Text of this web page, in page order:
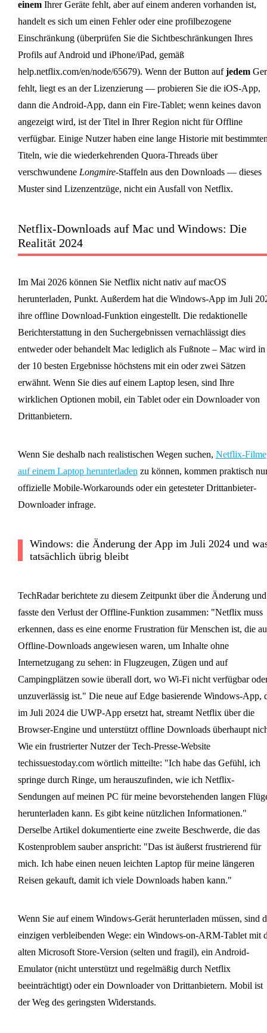
einemIhrer Geräte fehlt, aber auf einem anderen vorhanden ist,
handelt es sich um einen Fehler oder eine profilbezogene
Einschränkung (überprüfen Sie die Sichtbeschränkungen Ihres
Profils auf Android und iPhone/iPad, gemäß
help.netflix.com/en/node/65679). Wenn der Button aufjedem
fehlt, liegt es an der Lizenzierung — probieren Sie die iOS-App,
dann die Android-App, dann ein Fire-Tablet; wenn keines davon
angezeigt wird, ist der Titel in Ihrer Region nicht für Offline
verfügbar. Einige Nutzer haben eine lange Historie mit
Titeln, wie die wiederkehrenden Quora-Threads über
verschwundene Longmire-Staffeln aus den Downloads — dieses
Muster sind Lizenzentzüge, nicht ein Ausfall von Netflix.
Netflix-Downloads auf Mac und Windows: Die
Realität 2024
Im Mai 2026 können Sie Netflix nicht nativ auf macOS
herunterladen, Punkt. Außerdem hat die Windows-App im Juli
ihre offline Download-Funktion eingestellt. Die redaktionelle
Berichterstattung in den Suchergebnissen vernachlässigt dies
entweder oder behandelt Mac lediglich als Fußnote – Mac wird in
der 10 besten Ergebnisse höchstens mit ein oder zwei Sätzen
erwähnt. Wenn Sie dies auf einem Laptop lesen, sind Ihre
wirklichen Optionen mobil, ein Tablet oder ein Downloader von
Drittanbietern.
Wenn Sie deshalb nach realistischen Wegen suchen, Netflix-Filme
auf einem Laptop herunterladen zu können, kommen praktisch
offizielle Mobile-Workarounds oder ein getesteter Drittanbieter-
Downloader infrage.
Windows: die Änderung der App im Juli 2024 und
tatsächlich übrig bleibt
TechRadar berichtete zu diesem Zeitpunkt über die Änderung und
fasste den Verlust der Offline-Funktion zusammen: "Netflix muss
erkennen, dass es eine enorme Frustration für Menschen ist, die
Offline-Downloads angewiesen waren, um Inhalte ohne
Internetzugang zu sehen: in Flugzeugen, Zügen und auf
Campingplätzen sowie überall dort, wo Wi-Fi nicht verfügbar
unzuverlässig ist." Die neue auf Edge basierende Windows-App,
im Juli 2024 die UWP-App ersetzt hat, streamt Netflix über die
Browser-Engine und unterstützt offline Downloads überhaupt
Wie ein frustrierter Nutzer der Tech-Presse-Website
techissuestoday.com wörtlich mitteilte: "Ich habe das Gefühl, ich
springe durch Ringe, um herauszufinden, wie ich Netflix-
Sendungen auf meinen PC für meine bevorstehenden langen
herunterladen kann. Es gibt keine nützlichen Informationen."
Derselbe Artikel dokumentierte eine zweite Beschwerde, die das
Kostenproblem sauber anspricht: "Das ist äußerst frustrierend für
mich. Ich habe einen neuen leichten Laptop für meine längeren
Reisen gekauft, damit ich viele Downloads haben kann."
Wenn Sie auf einem Windows-Gerät herunterladen müssen, sind
einzigen verbleibenden Wege: ein Windows-on-ARM-Tablet mit
alten Microsoft Store-Version (selten und fragil), ein Android-
Emulator (nicht unterstützt und regelmäßig durch Netflix
beeinträchtigt) oder ein Downloader von Drittanbietern. Mobil ist
der Weg des geringsten Widerstands.